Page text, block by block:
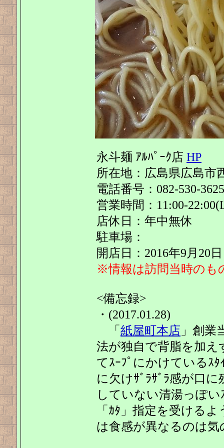
永斗麺 ｱﾙﾊﾟｰｸ店 HP
所在地：広島県広島市
電話番号：082-530-
営業時間：11:00-
店休日：年中無休
駐車場：
開店日：2016年9月20日
※情報は訪問当時のも
<備忘録>
・(2017.01.28)
「 紙屋町本店 」創業
法が独自で背脂を加え
てｽｰﾌﾟにかけているｽ
に欠けｻﾞﾗｻﾞﾗ感が口
していない清湯っぽ
「ｶﾀ」指定を受ける
は食感が異なるのは気